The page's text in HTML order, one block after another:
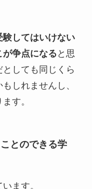
してはいけない
が争点になる と思
しても同じくら
しれませんし、
す。
とのできる学
ます。